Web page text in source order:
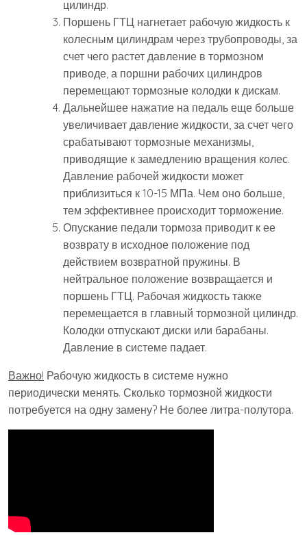
цилиндр.
Поршень ГТЦ нагнетает рабочую жидкость к
колесным цилиндрам через трубопроводы, за
счет чего растет давление в тормозном
приводе, а поршни рабочих цилиндров
перемещают тормозные колодки к дискам.
Дальнейшее нажатие на педаль еще больше
увеличивает давление жидкости, за счет чего
срабатывают тормозные механизмы,
приводящие к замедлению вращения колес.
Давление рабочей жидкости может
приблизиться к 10-15 МПа. Чем оно больше,
тем эффективнее происходит торможение.
Опускание педали тормоза приводит к ее
возврату в исходное положение под
действием возвратной пружины. В
нейтральное положение возвращается и
поршень ГТЦ. Рабочая жидкость также
перемещается в главный тормозной цилиндр.
Колодки отпускают диски или барабаны.
Давление в системе падает.
Важно! Рабочую жидкость в системе нужно
периодически менять. Сколько тормозной жидкости
потребуется на одну замену? Не более литра-полутора.